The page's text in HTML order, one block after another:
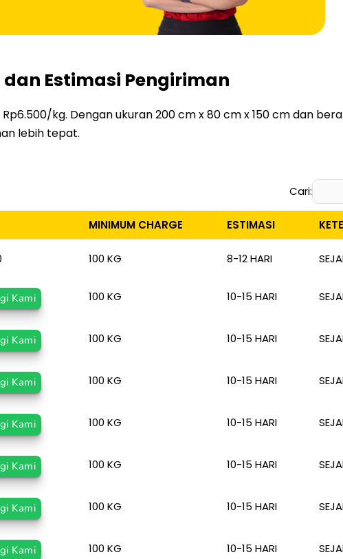
Estimasi Pengiriman
kg. Dengan ukuran 200 cm x 80 cm x 150 cm dan
lebih tepat.
Cari:
MINIMUM CHARGE ESTIMASI
100 KG 8-12 HARI
Kami 100 KG 10-15 HARI
Kami 100 KG 10-15 HARI
Kami 100 KG 10-15 HARI
Kami 100 KG 10-15 HARI
Kami 100 KG 10-15 HARI
Kami 100 KG 10-15 HARI
Kami 100 KG 10-15 HARI